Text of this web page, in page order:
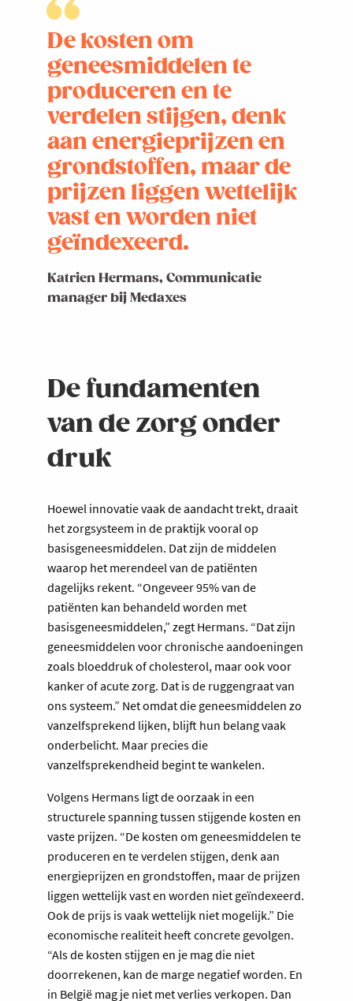
De kosten om
geneesmiddelen te
produceren en te
verdelen stijgen, denk
aan energieprijzen en
grondstoffen, maar de
prijzen liggen wettelijk
vast en worden niet
geïndexeerd.
Katrien Hermans, Communicatie
manager bij Medaxes
De fundamenten
van de zorg onder
druk
Hoewel innovatie vaak de aandacht trekt, draait
het zorgsysteem in de praktijk vooral op
basisgeneesmiddelen. Dat zijn de middelen
waarop het merendeel van de patiënten
dagelijks rekent. “Ongeveer 95% van de
patiënten kan behandeld worden met
basisgeneesmiddelen,” zegt Hermans. “Dat zijn
geneesmiddelen voor chronische aandoeningen
zoals bloeddruk of cholesterol, maar ook voor
kanker of acute zorg. Dat is de ruggengraat van
ons systeem.” Net omdat die geneesmiddelen zo
vanzelfsprekend lijken, blijft hun belang vaak
onderbelicht. Maar precies die
vanzelfsprekendheid begint te wankelen.
Volgens Hermans ligt de oorzaak in een
structurele spanning tussen stijgende kosten en
vaste prijzen. “De kosten om geneesmiddelen te
produceren en te verdelen stijgen, denk aan
energieprijzen en grondstoffen, maar de prijzen
liggen wettelijk vast en worden niet geïndexeerd.
Ook de prijs is vaak wettelijk niet mogelijk.” Die
economische realiteit heeft concrete gevolgen.
“Als de kosten stijgen en je mag die niet
doorrekenen, kan de marge negatief worden. En
in België mag je niet met verlies verkopen. Dan